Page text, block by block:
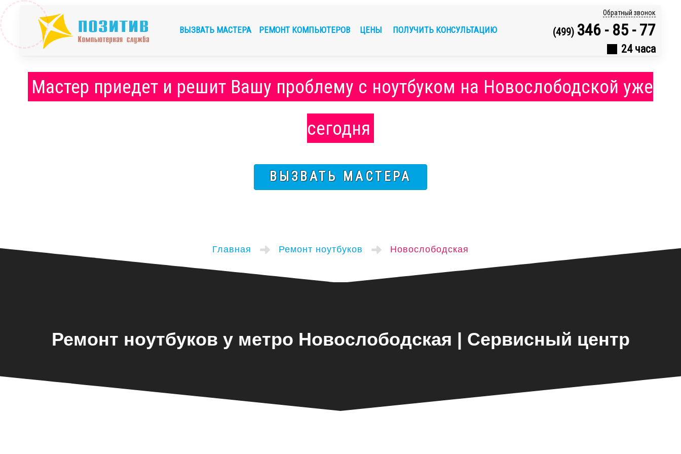
Обратный звонок
(499) 346 - 85 - 77
24 часа
ВЫЗВАТЬ МАСТЕРА РЕМОНТ КОМПЬЮТЕРОВ ЦЕНЫ ПОЛУЧИТЬ КОНСУЛЬТАЦИЮ
Мастер приедет и решит Вашу проблему с ноутбуком на Новослободской уже
сегодня
ВЫЗВАТЬ МАСТЕРА
Главная Ремонт ноутбуков Новослободская
Ремонт ноутбуков у метро Новослободская | Сервисный центр